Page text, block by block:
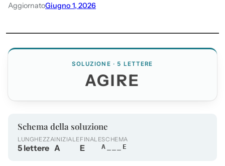
AggiornatoGiugno 1, 2026
SOLUZIONE · 5 LETTERE
AGIRE
Schema della soluzione
LUNGHEZZA
5 lettere
INIZIALE
A
FINALE
E
SCHEMA
A___E